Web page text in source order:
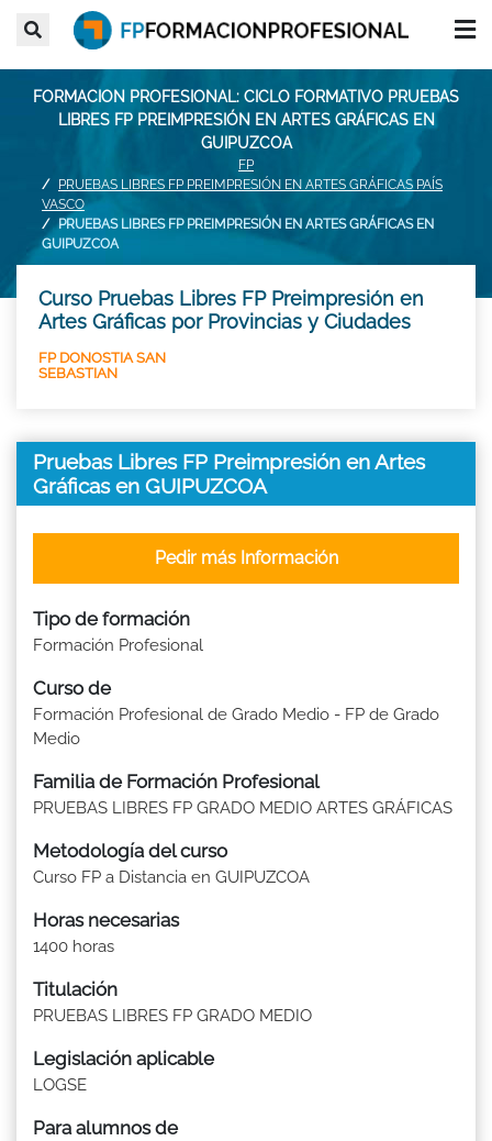
FORMACION PROFESIONAL: CICLO FORMATIVO PRUEBAS
LIBRES FP PREIMPRESIÓN EN ARTES GRÁFICAS EN
GUIPUZCOA
FP
PRUEBAS LIBRES FP PREIMPRESIÓN EN ARTES GRÁFICAS PAÍS
VASCO
PRUEBAS LIBRES FP PREIMPRESIÓN EN ARTES GRÁFICAS EN
GUIPUZCOA
Curso Pruebas Libres FP Preimpresión en
Artes Gráficas por Provincias y Ciudades
FP DONOSTIA SAN
SEBASTIAN
Pruebas Libres FP Preimpresión en Artes
Gráficas en GUIPUZCOA
Tipo de formación
Formación Profesional
Curso de
Formación Profesional de Grado Medio - FP de Grado
Medio
Familia de Formación Profesional
PRUEBAS LIBRES FP GRADO MEDIO ARTES GRÁFICAS
Metodología del curso
Curso FP a Distancia en GUIPUZCOA
Horas necesarias
1400 horas
Titulación
PRUEBAS LIBRES FP GRADO MEDIO
Legislación aplicable
LOGSE
Para alumnos de
Pedir más Información